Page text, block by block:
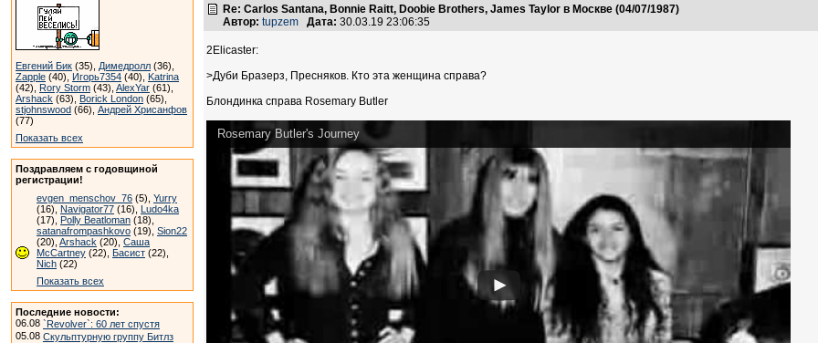
Евгений Бик (35), Димедролл (36),
Zapple (40), Игорь7354 (40), Katrina
(42), Rory Storm (43), AlexYar (61),
Arshack (63), Borick London (65),
stjohnswood (66), Андрей Хрисанфов
(77)
Показать всех
Поздравляем с годовщиной
регистрации!
evgen_menschov_76 (5), Yurry
(16), Navigator77 (16), Ludo4ka
(17), Polly Beatloman (18),
satanafrompashkovo (19), Sion22
(20), Arshack (20), Саша
McCartney (22), Басист (22),
Nich (22)
Показать всех
Последние новости:
06.08 `Revolver`: 60 лет спустя
05.08 Скульптурную группу Битлз
Re: Carlos Santana, Bonnie Raitt, Doobie Brothers, James Taylor в Москве (04/07/1987)
Автор: tupzem Дата: 30.03.19 23:06:35
2Elicaster:
>Дуби Бразерз, Пресняков. Кто эта женщина справа?
Блондинка справа Rosemary Butler
Rosemary Butler's Journey